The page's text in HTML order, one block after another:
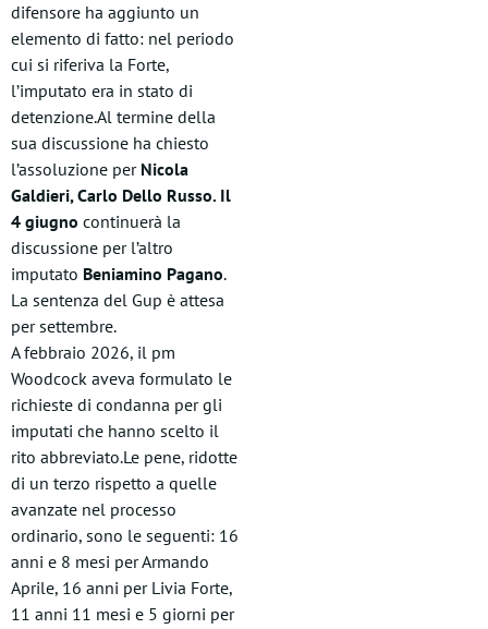
difensore ha aggiunto un
elemento di fatto: nel periodo
cui si riferiva la Forte,
l’imputato era in stato di
detenzione.Al termine della
sua discussione ha chiesto
l’assoluzione per Nicola
Galdieri, Carlo Dello Russo. Il
4 giugno continuerà la
discussione per l’altro
imputato Beniamino Pagano.
La sentenza del Gup è attesa
per settembre.
A febbraio 2026, il pm
Woodcock aveva formulato le
richieste di condanna per gli
imputati che hanno scelto il
rito abbreviato.Le pene, ridotte
di un terzo rispetto a quelle
avanzate nel processo
ordinario, sono le seguenti: 16
anni e 8 mesi per Armando
Aprile, 16 anni per Livia Forte,
11 anni 11 mesi e 5 giorni per